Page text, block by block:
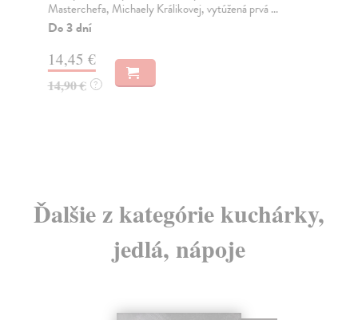
Masterchefa, Michaely Králikovej, vytúžená prvá ...
Do 3 dní
14,45 €
14,90 € ?
Ďalšie z kategórie kuchárky,
jedlá, nápoje